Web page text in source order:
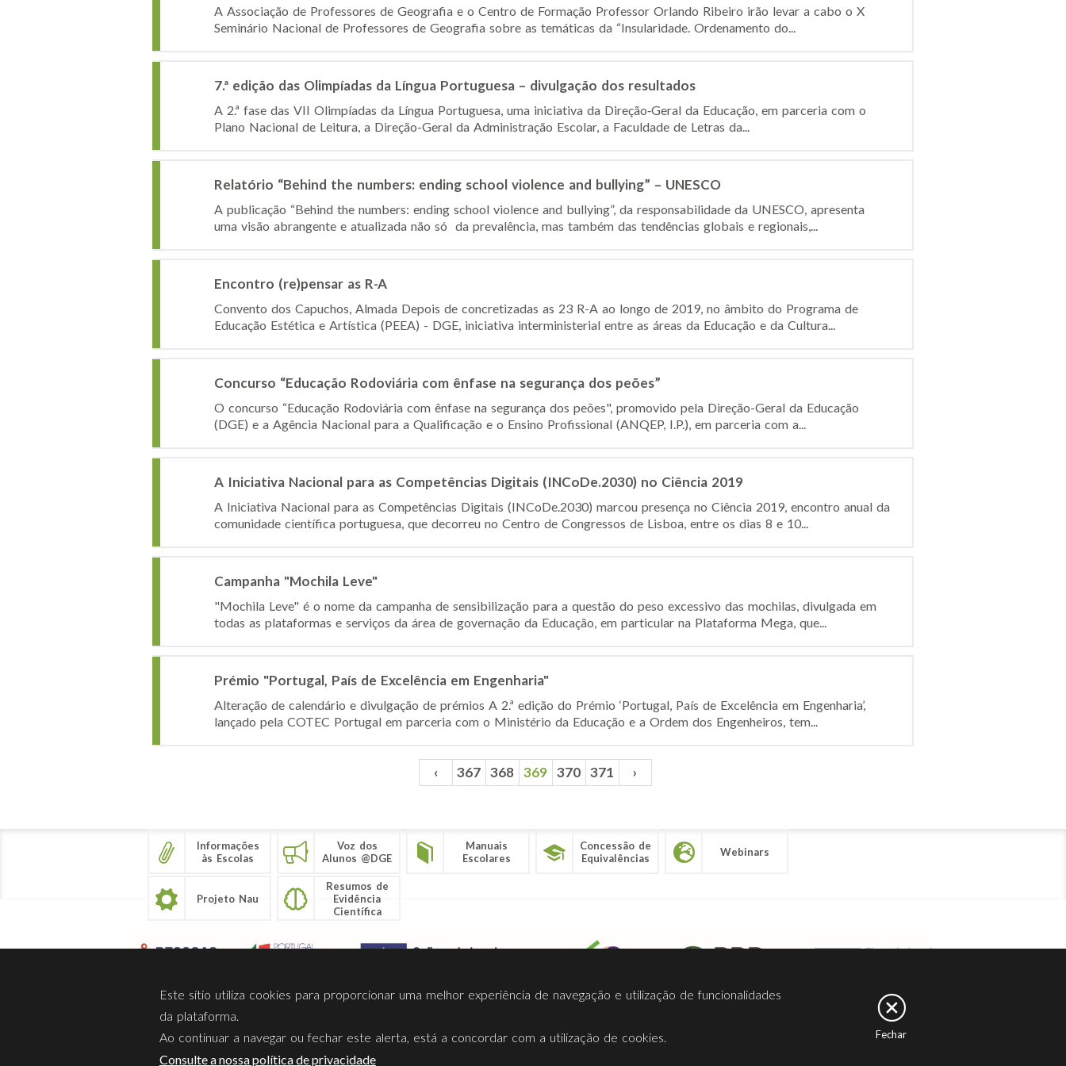
A Associação de Professores de Geografia e o Centro de Formação Professor Orlando Ribeiro irão levar a cabo o X
Seminário Nacional de Professores de Geografia sobre as temáticas da “Insularidade. Ordenamento do...
7.ª edição das Olimpíadas da Língua Portuguesa – divulgação dos resultados
A 2.ª fase das VII Olimpíadas da Língua Portuguesa, uma iniciativa da Direção‐Geral da Educação, em parceria com o
Plano Nacional de Leitura, a Direção-Geral da Administração Escolar, a Faculdade de Letras da...
Relatório “Behind the numbers: ending school violence and bullying” – UNESCO
A publicação “Behind the numbers: ending school violence and bullying”, da responsabilidade da UNESCO, apresenta
uma visão abrangente e atualizada não só da prevalência, mas também das tendências globais e regionais,...
Encontro (re)pensar as R-A
Convento dos Capuchos, Almada Depois de concretizadas as 23 R-A ao longo de 2019, no âmbito do Programa de
Educação Estética e Artística (PEEA) - DGE, iniciativa interministerial entre as áreas da Educação e da Cultura...
Concurso “Educação Rodoviária com ênfase na segurança dos peões”
O concurso “Educação Rodoviária com ênfase na segurança dos peões", promovido pela Direção-Geral da Educação
(DGE) e a Agência Nacional para a Qualificação e o Ensino Profissional (ANQEP, I.P.), em parceria com a...
A Iniciativa Nacional para as Competências Digitais (INCoDe.2030) no Ciência 2019
A Iniciativa Nacional para as Competências Digitais (INCoDe.2030) marcou presença no Ciência 2019, encontro anual da
comunidade científica portuguesa, que decorreu no Centro de Congressos de Lisboa, entre os dias 8 e 10...
Campanha "Mochila Leve"
"Mochila Leve" é o nome da campanha de sensibilização para a questão do peso excessivo das mochilas, divulgada em
todas as plataformas e serviços da área de governação da Educação, em particular na Plataforma Mega, que...
Prémio "Portugal, País de Excelência em Engenharia"
Alteração de calendário e divulgação de prémios A 2.ª edição do Prémio ‘Portugal, País de Excelência em Engenharia’,
lançado pela COTEC Portugal em parceria com o Ministério da Educação e a Ordem dos Engenheiros, tem...
‹ 367 368 369 370 371 ›
Informações
às Escolas
Voz dos
Alunos @DGE
Manuais
Escolares
Concessão de
Equivalências
Webinars
Projeto Nau
Resumos de
Evidência
Científica
Sobre Nós Privacidade Termos Utilização Contactos Ligações Facebook
Este sítio utiliza cookies para proporcionar uma melhor experiência de navegação e utilização de funcionalidades
da plataforma.
Ao continuar a navegar ou fechar este alerta, está a concordar com a utilização de cookies.
Consulte a nossa política de privacidade
Fechar